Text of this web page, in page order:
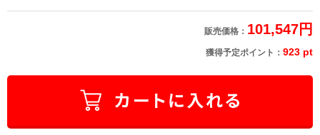
販売価格： 101,547円
獲得予定ポイント： 923 pt